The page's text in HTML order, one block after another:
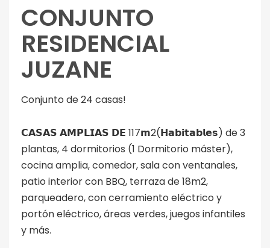
CONJUNTO
RESIDENCIAL
JUZANE
Conjunto de 24 casas!
𝗖𝗔𝗦𝗔𝗦 𝗔𝗠𝗣𝗟𝗜𝗔𝗦 𝗗𝗘 117𝗺2(𝗛𝗮𝗯𝗶𝘁𝗮𝗯𝗹𝗲𝘀) de 3
plantas, 4 dormitorios (1 Dormitorio máster),
cocina amplia, comedor, sala con ventanales,
patio interior con BBQ, terraza de 18m2,
parqueadero, con cerramiento eléctrico y
portón eléctrico, áreas verdes, juegos infantiles
y más.